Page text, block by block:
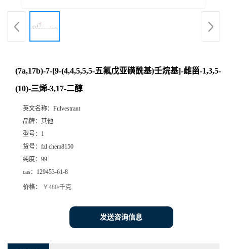
(7a,17b)-7-[9-(4,4,5,5,5-五氟戊亚磺酰基)壬烷基]-雌甾-1,3,5-
(10)-三烯-3,17-二醇
英文名称： Fulvestrant
品牌： 其他
型号： 1
货号： fzl chem8150
纯度： 99
cas： 129453-61-8
价格： ￥480/千克
发送咨询信息